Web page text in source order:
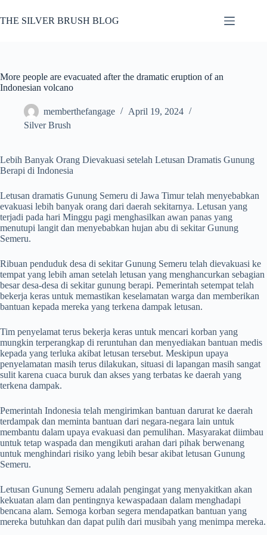
to
content
THE SILVER BRUSH BLOG
More people are evacuated after the dramatic eruption of an
Indonesian volcano
memberthefangage
April 19, 2024
Silver Brush
Lebih Banyak Orang Dievakuasi setelah Letusan Dramatis Gunung
Berapi di Indonesia
Letusan dramatis Gunung Semeru di Jawa Timur telah menyebabkan
evakuasi lebih banyak orang dari daerah sekitarnya. Letusan yang
terjadi pada hari Minggu pagi menghasilkan awan panas yang
menutupi langit dan menyebabkan hujan abu di sekitar Gunung
Semeru.
Ribuan penduduk desa di sekitar Gunung Semeru telah dievakuasi ke
tempat yang lebih aman setelah letusan yang menghancurkan sebagian
besar desa-desa di sekitar gunung berapi. Pemerintah setempat telah
bekerja keras untuk memastikan keselamatan warga dan memberikan
bantuan kepada mereka yang terkena dampak letusan.
Tim penyelamat terus bekerja keras untuk mencari korban yang
mungkin terperangkap di reruntuhan dan menyediakan bantuan medis
kepada yang terluka akibat letusan tersebut. Meskipun upaya
penyelamatan masih terus dilakukan, situasi di lapangan masih sangat
sulit karena cuaca buruk dan akses yang terbatas ke daerah yang
terkena dampak.
Pemerintah Indonesia telah mengirimkan bantuan darurat ke daerah
terdampak dan meminta bantuan dari negara-negara lain untuk
membantu dalam upaya evakuasi dan pemulihan. Masyarakat diimbau
untuk tetap waspada dan mengikuti arahan dari pihak berwenang
untuk menghindari risiko yang lebih besar akibat letusan Gunung
Semeru.
Letusan Gunung Semeru adalah pengingat yang menyakitkan akan
kekuatan alam dan pentingnya kewaspadaan dalam menghadapi
bencana alam. Semoga korban segera mendapatkan bantuan yang
mereka butuhkan dan dapat pulih dari musibah yang menimpa mereka.